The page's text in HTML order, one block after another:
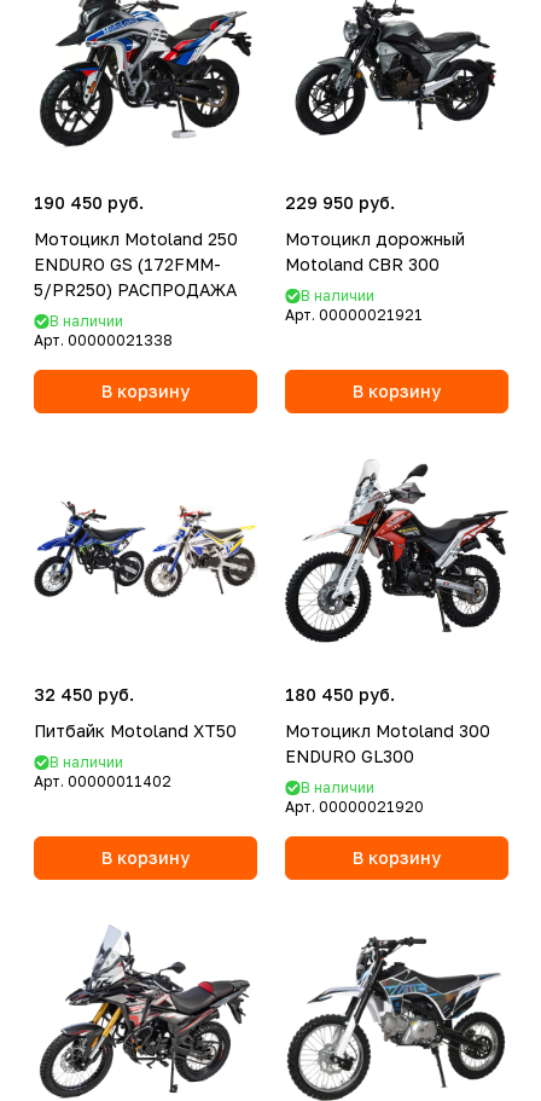
190 450 руб.
Мотоцикл Motoland 250
ENDURO GS (172FMM-
5/PR250) РАСПРОДАЖА
В наличии
Арт. 00000021338
В корзину
229 950 руб.
Мотоцикл дорожный
Motoland CBR 300
В наличии
Арт. 00000021921
В корзину
32 450 руб.
Питбайк Motoland XT50
В наличии
Арт. 00000011402
В корзину
180 450 руб.
Мотоцикл Motoland 300
ENDURO GL300
В наличии
Арт. 00000021920
В корзину